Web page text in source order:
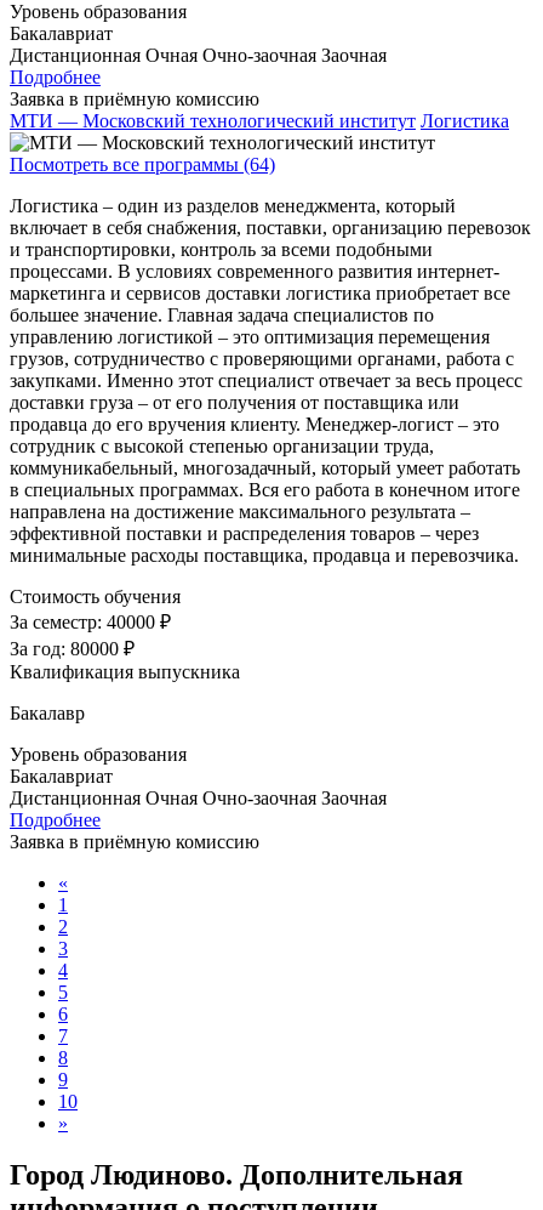
Уровень образования
Бакалавриат
Дистанционная Очная Очно-заочная Заочная
Подробнее
Заявка в приёмную комиссию
МТИ — Московский технологический институт Логистика
Посмотреть все программы (64)
Логистика – один из разделов менеджмента, который
включает в себя снабжения, поставки, организацию перевозок
и транспортировки, контроль за всеми подобными
процессами. В условиях современного развития интернет-
маркетинга и сервисов доставки логистика приобретает все
большее значение. Главная задача специалистов по
управлению логистикой – это оптимизация перемещения
грузов, сотрудничество с проверяющими органами, работа с
закупками. Именно этот специалист отвечает за весь процесс
доставки груза – от его получения от поставщика или
продавца до его вручения клиенту. Менеджер-логист – это
сотрудник с высокой степенью организации труда,
коммуникабельный, многозадачный, который умеет работать
в специальных программах. Вся его работа в конечном итоге
направлена на достижение максимального результата –
эффективной поставки и распределения товаров – через
минимальные расходы поставщика, продавца и перевозчика.
Стоимость обучения
За семестр: 40000 ₽
За год: 80000 ₽
Квалификация выпускника
Бакалавр
Уровень образования
Бакалавриат
Дистанционная Очная Очно-заочная Заочная
Подробнее
Заявка в приёмную комиссию
«
1
2
3
4
5
6
7
8
9
10
»
Город Людиново. Дополнительная